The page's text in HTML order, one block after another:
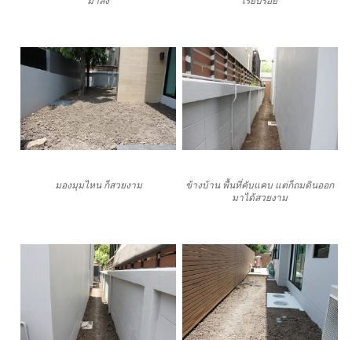
มองมุมไหน ก็สวยงาม
ข้างบ้าน พื้นที่คับแคบ แต่ก็ถมดินออก
มาได้สวยงาม